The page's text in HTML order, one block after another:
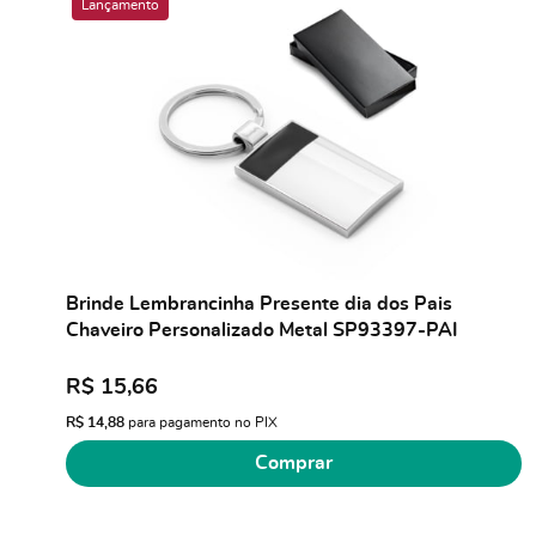
Lançamento
Brinde Lembrancinha Presente dia dos Pais
Chaveiro Personalizado Metal SP93397-PAI
R$ 15,66
R$ 14,88 para pagamento no PIX
Comprar